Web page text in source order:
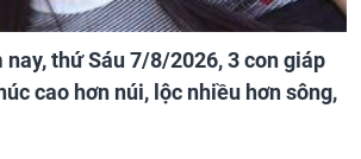
thứ Sáu 7/8/2026, 3 con giáp
cao hơn núi, lộc nhiều hơn sông,